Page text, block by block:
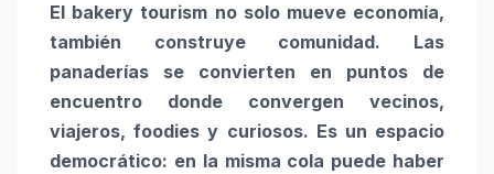
El bakery tourism no solo mueve economía,
también construye comunidad. Las
panaderías se convierten en puntos de
encuentro donde convergen vecinos,
viajeros, foodies y curiosos. Es un espacio
democrático: en la misma cola puede haber